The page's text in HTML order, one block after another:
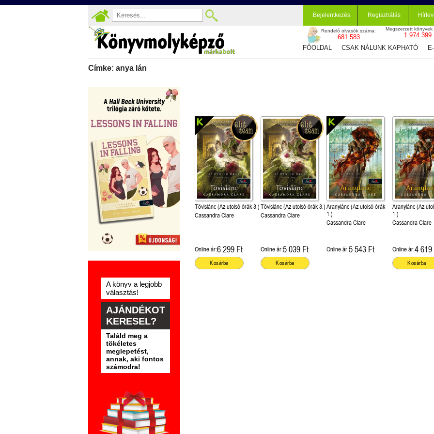
Bejelentkezés Regisztrálás
Rendelő olvasók száma:
681 583
Megszerzett könyvek
1 974 399
FŐOLDAL
CSAK NÁLUNK KAPHATÓ
Címke: anya lán
A könyv a legjobb
választás!
AJÁNDÉKOT
KERESEL?
Találd meg a
tökéletes
meglepetést,
annak, aki fontos
számodra!
Tövislánc (Az utolsó órák 3.)
Cassandra Clare
Online ár:6 299 Ft
Kosárba
Tövislánc (Az utolsó órák 3.)
Cassandra Clare
Online ár:5 039 Ft
Kosárba
Aranylánc (Az utolsó órák
1.)
Cassandra Clare
Online ár:5 543 Ft
Aranylánc (Az
1.)
Cassandra Clare
Online ár:4 619
Kosárba